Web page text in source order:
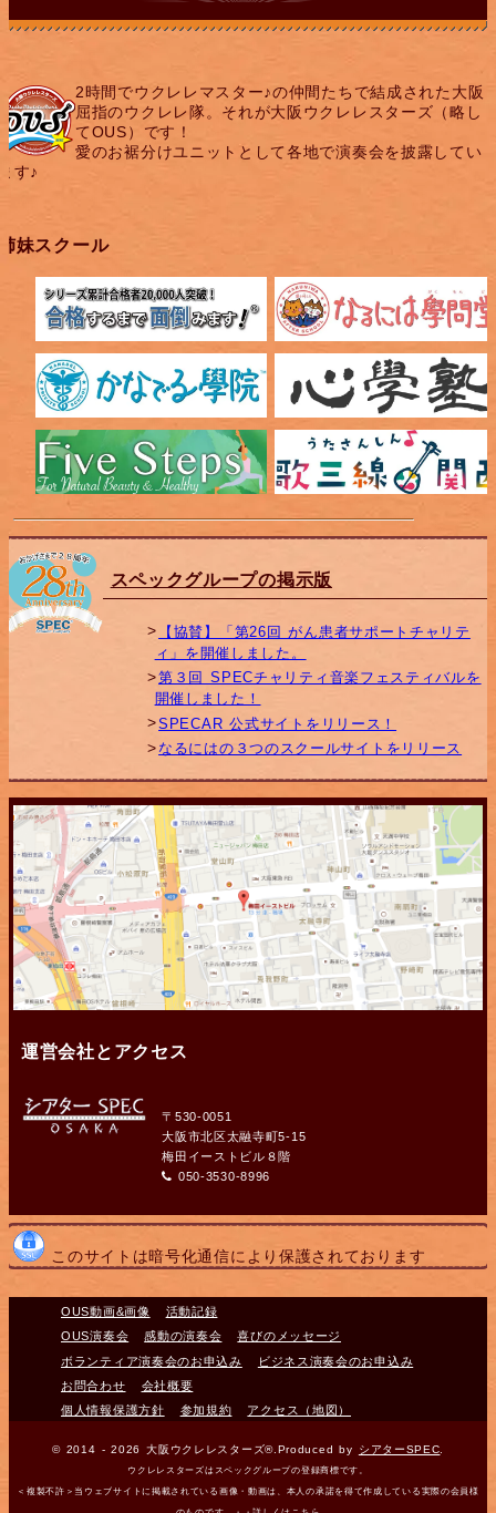
2時間でウクレレマスター♪の仲間たちで結成された大阪
屈指のウクレレ隊。それが大阪ウクレレスターズ（略し
てOUS）です！
愛のお裾分けユニットとして各地で演奏会を披露してい
す♪
妹スクール
スペックグループの掲示版
【協賛】「第26回 がん患者サポートチャリテ
ィ」を開催しました。
第３回 SPECチャリティ音楽フェスティバルを
開催しました！
SPECAR 公式サイトをリリース！
なるにはの３つのスクールサイトをリリース
運営会社とアクセス
〒530-0051
大阪市北区太融寺町5-15
梅田イーストビル８階
050-3530-8996
このサイトは暗号化通信により保護されております
OUS動画&画像
活動記録
OUS演奏会
感動の演奏会
喜びのメッセージ
ボランティア演奏会のお申込み
ビジネス演奏会のお申込み
お問合わせ
会社概要
個人情報保護方針
参加規約 アクセス（地図）
© 2014 - 2026 大阪ウクレレスターズ®.Produced by シアターSPEC
ウクレレスターズはスペックグループの登録商標です。
＜複製不許＞当ウェブサイトに掲載されている画像・動画は、本人の承諾を得て作成している実際の会員様